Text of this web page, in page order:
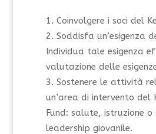
Coinvolgere i soci del
Soddisfa un’esigenza
Individua tale esigenza
valutazione delle
Sostenere le attività
un’area di intervento del
Fund: salute, istruzione
leadership giovanile.